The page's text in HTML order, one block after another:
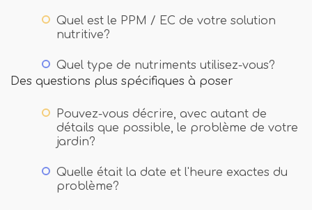
Quel est le PPM / EC de votre solution
nutritive?
Quel type de nutriments utilisez-vous?
Des questions plus spécifiques à poser
Pouvez-vous décrire, avec autant de
détails que possible, le problème de votre
jardin?
Quelle était la date et l'heure exactes du
problème?